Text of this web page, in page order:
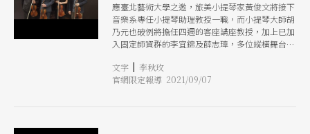
應臺北藝術大學之邀，旅美小提琴家黃俊文將接下
音樂系專任小提琴助理教授一職，而小提琴大師胡
乃元也破例將擔任四週的客座講座教授，加上已加
入固定師資群的李宜錦及薛志璋，多位縱橫舞台的
而透過建置線上教學設備，未來也可能跨越時空限
制，讓各領域音樂大師線上教學，讓學生不用等到
文字 | 李秋玫
官網限定報導 2021/09/07